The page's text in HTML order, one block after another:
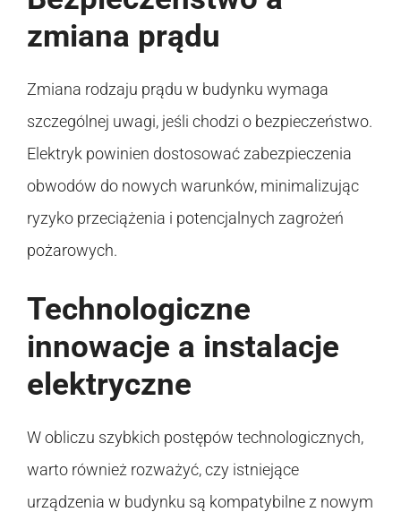
zmiana prądu
Zmiana rodzaju prądu w budynku wymaga
szczególnej uwagi, jeśli chodzi o bezpieczeństwo.
Elektryk powinien dostosować zabezpieczenia
obwodów do nowych warunków, minimalizując
ryzyko przeciążenia i potencjalnych zagrożeń
pożarowych.
Technologiczne
innowacje a instalacje
elektryczne
W obliczu szybkich postępów technologicznych,
warto również rozważyć, czy istniejące
urządzenia w budynku są kompatybilne z nowym